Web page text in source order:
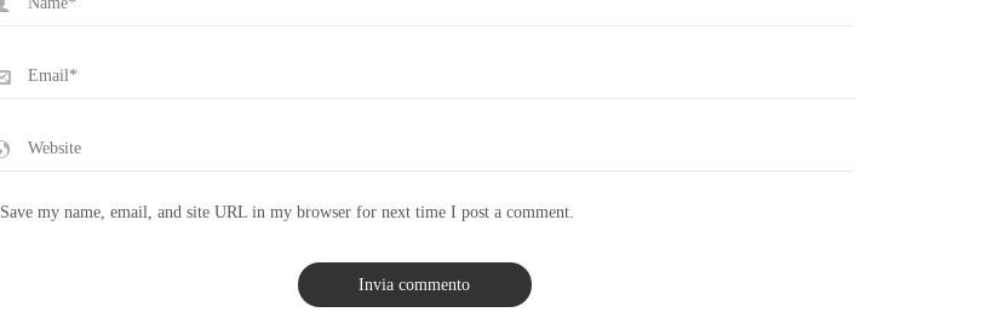
Save my name, email, and site URL in my browser for next time I post a comment.